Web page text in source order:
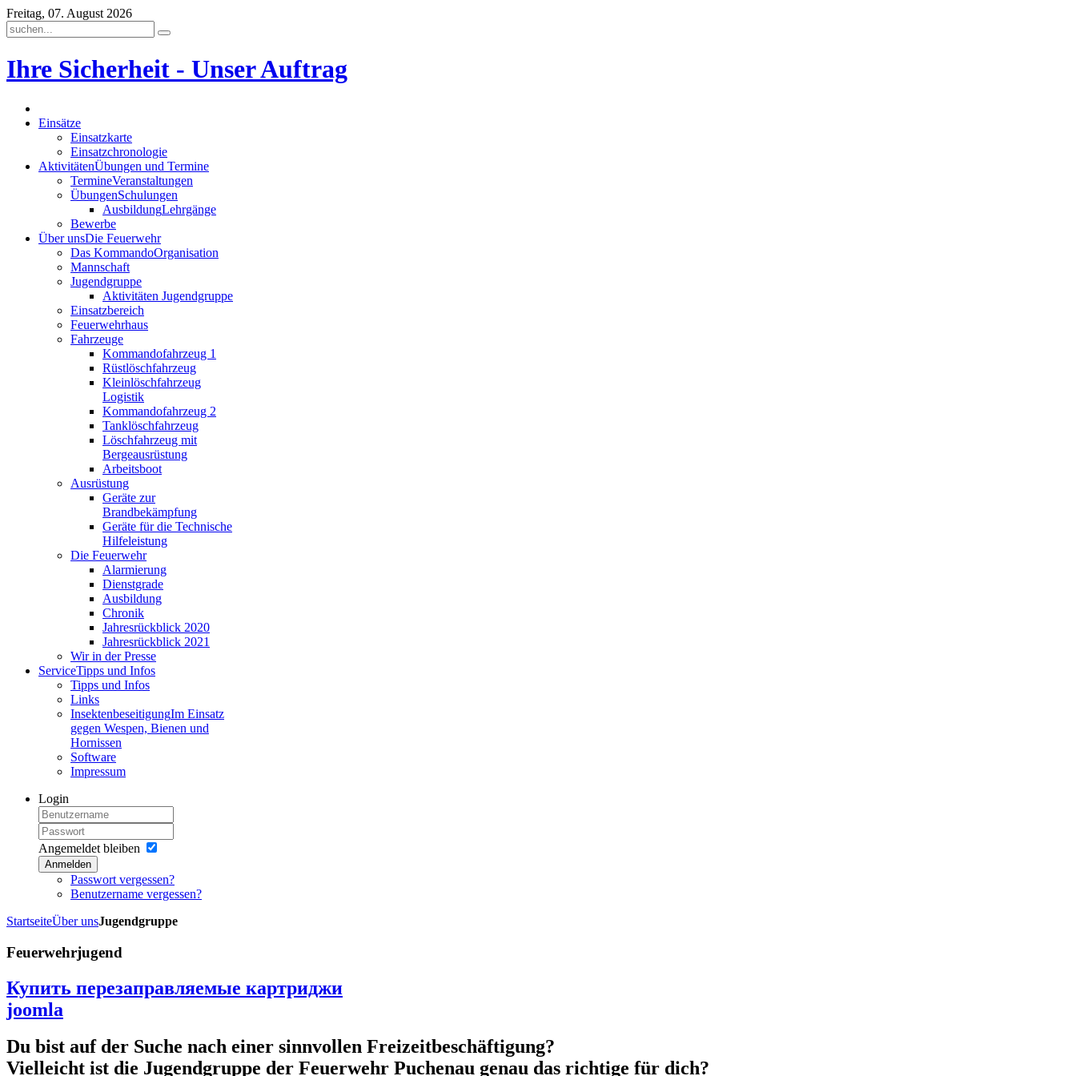
Freitag, 07. August 2026
Ihre Sicherheit - Unser Auftrag
Einsätze
Einsatzkarte
Einsatzchronologie
AktivitätenÜbungen und Termine
TermineVeranstaltungen
ÜbungenSchulungen
AusbildungLehrgänge
Bewerbe
Über unsDie Feuerwehr
Das KommandoOrganisation
Mannschaft
Jugendgruppe
Aktivitäten Jugendgruppe
Einsatzbereich
Feuerwehrhaus
Fahrzeuge
Kommandofahrzeug 1
Rüstlöschfahrzeug
Kleinlöschfahrzeug
Logistik
Kommandofahrzeug 2
Tanklöschfahrzeug
Löschfahrzeug mit
Bergeausrüstung
Arbeitsboot
Ausrüstung
Geräte zur
Brandbekämpfung
Geräte für die Technische
Hilfeleistung
Die Feuerwehr
Alarmierung
Dienstgrade
Ausbildung
Chronik
Jahresrückblick 2020
Jahresrückblick 2021
Wir in der Presse
ServiceTipps und Infos
Tipps und Infos
Links
InsektenbeseitigungIm Einsatz
gegen Wespen, Bienen und
Hornissen
Software
Impressum
Login
Angemeldet bleiben
Anmelden
Passwort vergessen?
Benutzername vergessen?
StartseiteÜber unsJugendgruppe
Feuerwehrjugend
Купить перезаправляемые картриджи
joomla
Du bist auf der Suche nach einer sinnvollen Freizeitbeschäftigung?
Vielleicht ist die Jugendgruppe der Feuerwehr Puchenau genau das richtige für dich?